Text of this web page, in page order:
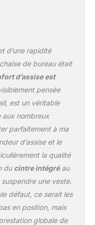
-
votre fauteuil
Backerz en
grâce à la clé
aux instructions
incluses.
et facile à
- c'est votre
vers la
que vous
de la résistance
de notre
PolyPro (PP) et
d’une rapidité
de bureau était
d’assise est
pensée
est un véritable
aux nombreux
parfaitement à ma
d’assise et le
la qualité
du cintre intégréau
une veste.
défaut, ce serait les
en position, mais
globale de